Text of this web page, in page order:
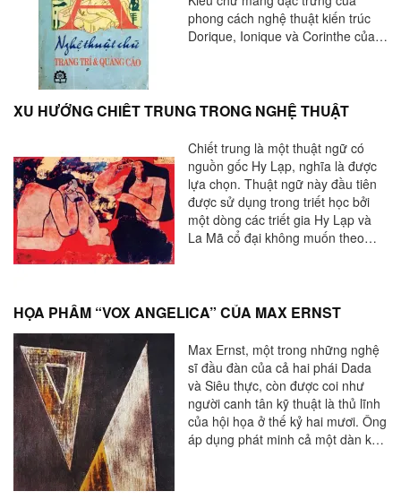
phong cách nghệ thuật kiến trúc
Dorique, Ionique và Corinthe của
XU HƯỚNG CHIẾT TRUNG TRONG NGHỆ THUẬT
Chiết trung là một thuật ngữ có
nguồn gốc Hy Lạp, nghĩa là được
lựa chọn. Thuật ngữ này đầu tiên
được sử dụng trong triết học bởi
một dòng các triết gia Hy Lạp và
La Mã cổ đại không muốn theo
HỌA PHẨM “VOX ANGELICA” CỦA MAX ERNST
Max Ernst, một trong những nghệ
sĩ đầu đàn của cả hai phái Dada
và Siêu thực, còn được coi như
người canh tân kỹ thuật là thủ lĩnh
của hội họa ở thế kỷ hai mươi. Ông
áp dụng phát minh cả một dàn kỹ